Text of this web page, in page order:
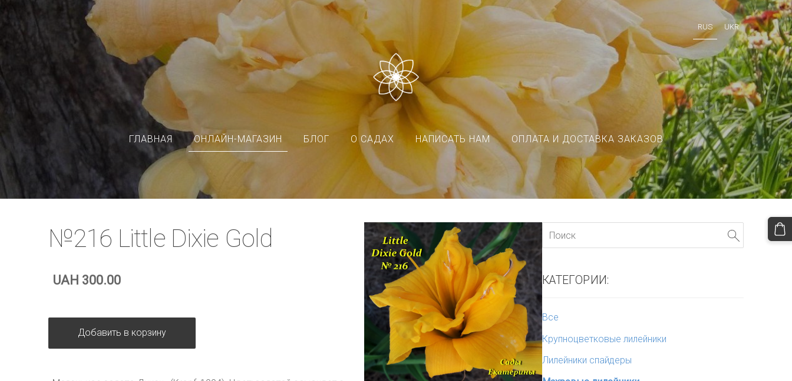
RUS UKR
ГЛАВНАЯ ОНЛАЙН-МАГАЗИН БЛОГ О САДАХ НАПИСАТЬ НАМ ОПЛАТА И ДОСТАВКА ЗАКАЗОВ
КАТЕГОРИИ:
Все
Крупноцветковые лилейники
Лилейники спайдеры
№216 Little Dixie Gold
UAH 300.00
Добавить в корзину